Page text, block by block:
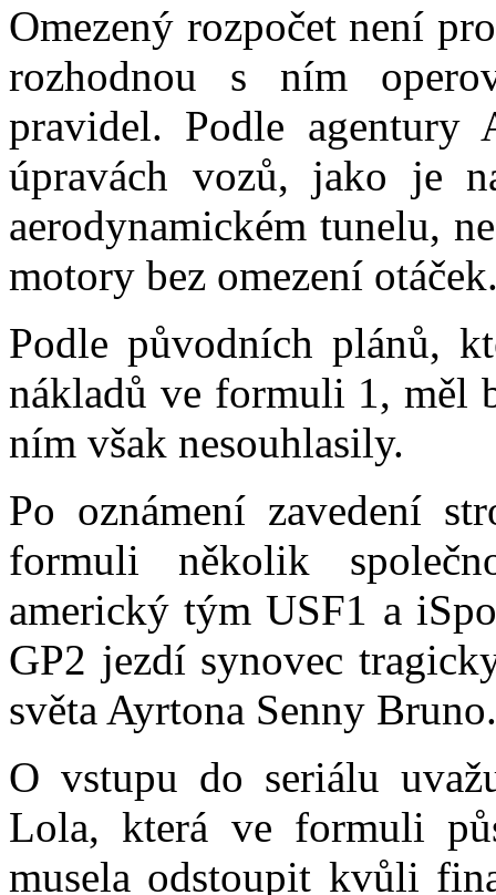
Omezený rozpočet není
rozhodnou s ním
pravidel. Podle
úpravách vozů, jako je
aerodynamickém tunelu,
motory bez omezení
Podle původních plánů,
nákladů ve formuli 1, měl
ním však nesouhlasily.
Po oznámení zavedení
formuli několik
americký tým USF1 a
GP2 jezdí synovec
světa Ayrtona Senny Bruno.
O vstupu do seriálu
Lola, která ve formuli
musela odstoupit kvůli